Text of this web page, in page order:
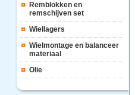
Remblokken en
remschijven set
Wiellagers
Wielmontage en balanceer
materiaal
Olie